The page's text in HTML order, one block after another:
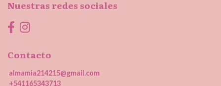
Nuestras redes sociales
Contacto
almamia214215@gmail.com
+541165343713